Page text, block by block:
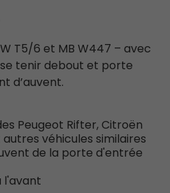
T5/6 et MB W447 – avec
tenir debout et porte
d’auvent.
Peugeot Rifter, Citroën
véhicules similaires
de la porte d'entrée
l'avant